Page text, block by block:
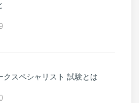
クスペシャリスト 試験とは